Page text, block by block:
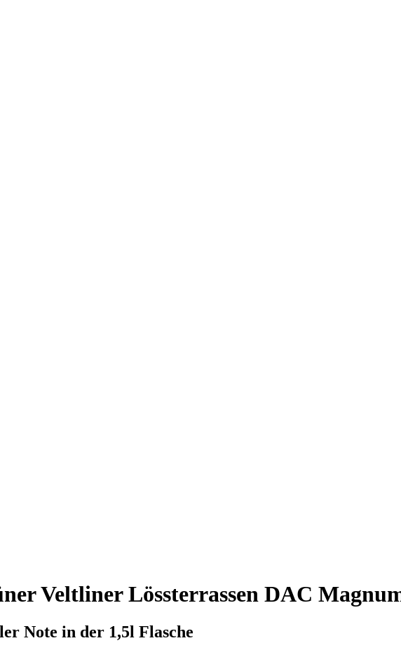
Veltliner Lössterrassen DAC
Note in der 1,5l Flasche